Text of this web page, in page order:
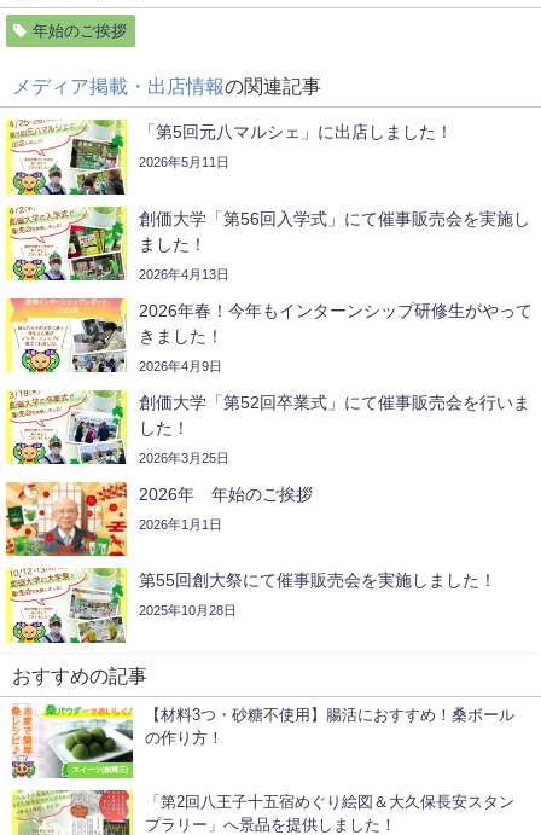
年始のご挨拶
メディア掲載・出店情報の関連記事
「第5回元八マルシェ」に出店しました！
2026年5月11日
創価大学「第56回入学式」にて催事販売会を実施し
ました！
2026年4月13日
2026年春！今年もインターンシップ研修生がやって
きました！
2026年4月9日
創価大学「第52回卒業式」にて催事販売会を行いま
した！
2026年3月25日
2026年 年始のご挨拶
2026年1月1日
第55回創大祭にて催事販売会を実施しました！
2025年10月28日
おすすめの記事
スイーツ(創輝王)
【材料3つ・砂糖不使用】腸活におすすめ！桑ボール
の作り方！
「第2回八王子十五宿めぐり絵図＆大久保長安スタン
プラリー」へ景品を提供しました！